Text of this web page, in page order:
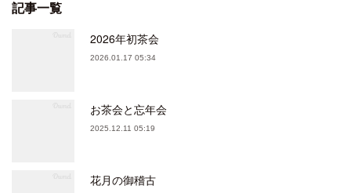
記事一覧
2026年初茶会
2026.01.17 05:34
お茶会と忘年会
2025.12.11 05:19
花月の御稽古